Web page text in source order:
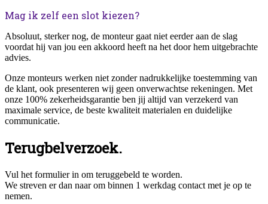
Mag ik zelf een slot kiezen?
Absoluut, sterker nog, de monteur gaat niet eerder aan de slag
voordat hij van jou een akkoord heeft na het door hem uitgebrachte
advies.
Onze monteurs werken niet zonder nadrukkelijke toestemming van
de klant, ook presenteren wij geen onverwachtse rekeningen. Met
onze 100% zekerheidsgarantie ben jij altijd van verzekerd van
maximale service, de beste kwaliteit materialen en duidelijke
communicatie.
Terugbelverzoek.
Vul het formulier in om teruggebeld te worden.
We streven er dan naar om binnen 1 werkdag contact met je op te
nemen.